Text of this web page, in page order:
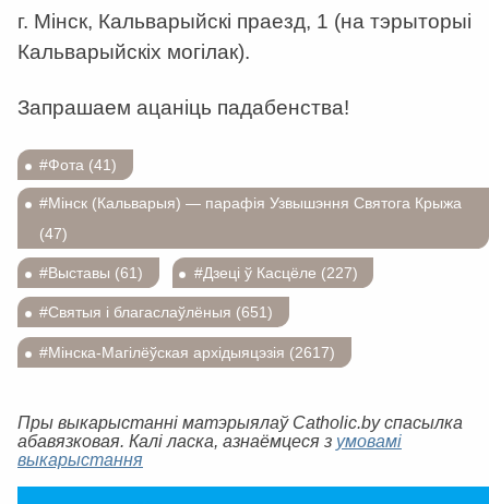
г. Мінск, Кальварыйскі праезд, 1 (на тэрыторыі
Кальварыйскіх могілак).
Запрашаем ацаніць падабенства!
#Фота (41)
#Мінск (Кальварыя) — парафія Узвышэння Святога Крыжа
(47)
#Выставы (61) #Дзеці ў Касцёле (227)
#Святыя і благаслаўлёныя (651)
#Мінска-Магілёўская архідыяцэзія (2617)
Пры выкарыстанні матэрыялаў Catholic.by спасылка
абавязковая. Калі ласка, азнаёмцеся з умовамі
выкарыстання